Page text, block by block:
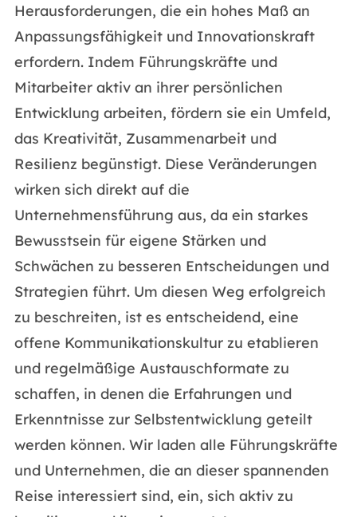
Herausforderungen, die ein hohes Maß an
Anpassungsfähigkeit und Innovationskraft
erfordern. Indem Führungskräfte und
Mitarbeiter aktiv an ihrer persönlichen
Entwicklung arbeiten, fördern sie ein Umfeld,
das Kreativität, Zusammenarbeit und
Resilienz begünstigt. Diese Veränderungen
wirken sich direkt auf die
Unternehmensführung aus, da ein starkes
Bewusstsein für eigene Stärken und
Schwächen zu besseren Entscheidungen und
Strategien führt. Um diesen Weg erfolgreich
zu beschreiten, ist es entscheidend, eine
offene Kommunikationskultur zu etablieren
und regelmäßige Austauschformate zu
schaffen, in denen die Erfahrungen und
Erkenntnisse zur Selbstentwicklung geteilt
werden können. Wir laden alle Führungskräfte
und Unternehmen, die an dieser spannenden
Reise interessiert sind, ein, sich aktiv zu